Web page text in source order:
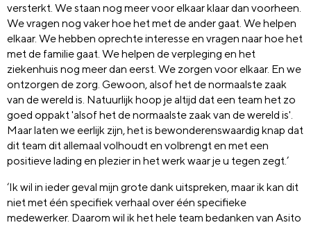
versterkt. We staan nog meer voor elkaar klaar dan voorheen.
We vragen nog vaker hoe het met de ander gaat. We helpen
elkaar. We hebben oprechte interesse en vragen naar hoe het
met de familie gaat. We helpen de verpleging en het
ziekenhuis nog meer dan eerst. We zorgen voor elkaar. En we
ontzorgen de zorg. Gewoon, alsof het de normaalste zaak
van de wereld is. Natuurlijk hoop je altijd dat een team het zo
goed oppakt 'alsof het de normaalste zaak van de wereld is'.
Maar laten we eerlijk zijn, het is bewonderenswaardig knap dat
dit team dit allemaal volhoudt en volbrengt en met een
positieve lading en plezier in het werk waar je u tegen zegt.’
‘Ik wil in ieder geval mijn grote dank uitspreken, maar ik kan dit
niet met één specifiek verhaal over één specifieke
medewerker. Daarom wil ik het hele team bedanken van Asito